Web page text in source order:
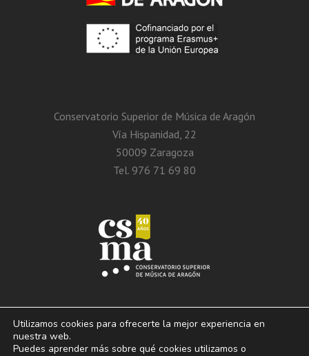
Conservatorio Superior de Música de Aragón
Vía Hispanidad, 22
50009 Zaragoza
Tel. 976 71 69 80
© 2013 – 2026. Conservatorio Superior de Música de Aragón. Vía Hispanidad, n.º
Utilizamos cookies para ofrecerte la mejor experiencia en
nuestra web.
Puedes aprender más sobre qué cookies utilizamos o